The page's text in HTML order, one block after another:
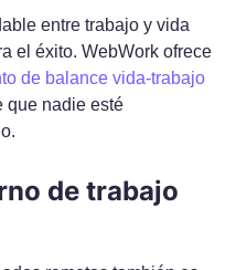
entre trabajo y vida
el éxito. WebWork ofrece
de balance vida-trabajo
que nadie esté
de trabajo